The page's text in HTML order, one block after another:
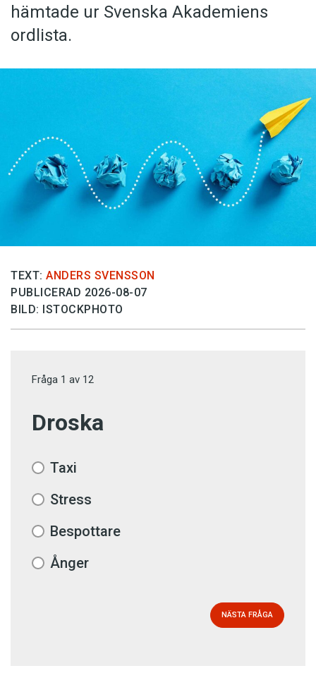
hämtade ur Svenska Akademiens
ordlista.
TEXT: ANDERS SVENSSON
PUBLICERAD 2026-08-07
BILD: ISTOCKPHOTO
Fråga 1 av 12
Droska
Taxi
Stress
Bespottare
Ånger
NÄSTA FRÅGA